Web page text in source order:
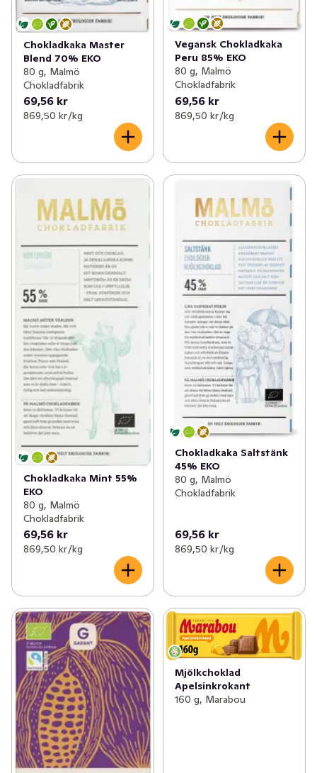
Chokladkaka Master
Blend 70% EKO
80 g, Malmö
Chokladfabrik
69,56 kr
869,50 kr /kg
Vegansk Chokladkaka
Peru 85% EKO
80 g, Malmö
Chokladfabrik
69,56 kr
869,50 kr /kg
Chokladkaka Mint 55%
EKO
80 g, Malmö
Chokladfabrik
69,56 kr
869,50 kr /kg
Chokladkaka Saltstänk
45% EKO
80 g, Malmö
Chokladfabrik
69,56 kr
869,50 kr /kg
Mjölkchoklad
Apelsinkrokant
160 g, Marabou